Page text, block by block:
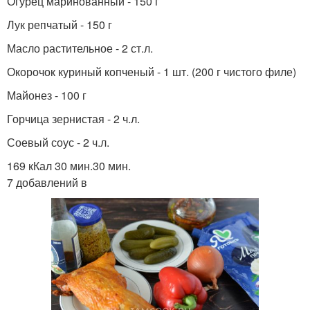
Лук репчатый - 150 г
Масло растительное - 2 ст.л.
Окорочок куриный копченый - 1 шт. (200 г чистого филе)
Майонез - 100 г
Горчица зернистая - 2 ч.л.
Соевый соус - 2 ч.л.
169 кКал 30 мин.30 мин.
7 добавлений в